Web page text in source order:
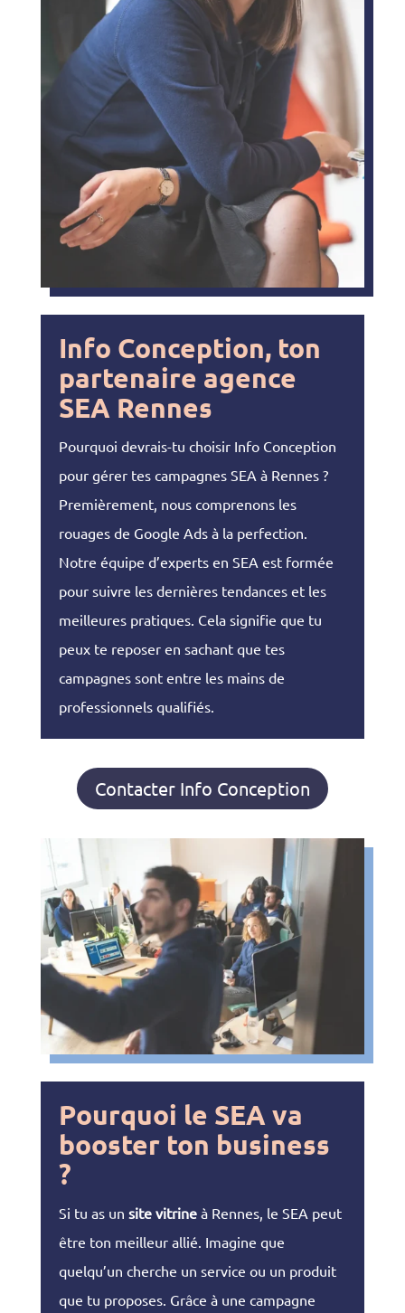
Info Conception, ton
partenaire agence
SEA Rennes
Pourquoi devrais-tu choisir Info Conception
pour gérer tes campagnes SEA à Rennes ?
Premièrement, nous comprenons les
rouages de Google Ads à la perfection.
Notre équipe d’experts en SEA est formée
pour suivre les dernières tendances et les
meilleures pratiques. Cela signifie que tu
peux te reposer en sachant que tes
campagnes sont entre les mains de
professionnels qualifiés.
Contacter Info Conception
Pourquoi le SEA va
booster ton business
?
Si tu as un site vitrineà Rennes, le SEA peut
être ton meilleur allié. Imagine que
quelqu’un cherche un service ou un produit
que tu proposes. Grâce à une campagne